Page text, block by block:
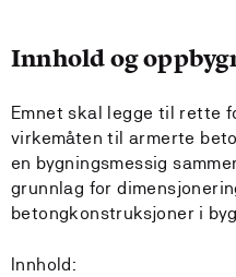
Innhold og
Emnet skal legge til rette
virkemåten til armerte
en bygningsmessig
grunnlag for
betongkonstruksjoner i
Innhold: